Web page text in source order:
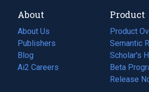
About
About Us
Publishers
Blog
(opens
in
Ai2 Careers
(opens
Product
Product
Semantic
Scholar's
Beta
Release